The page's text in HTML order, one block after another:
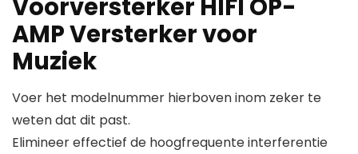
Voorversterker HIFI OP-
AMP Versterker voor
Muziek
Voer het modelnummer hierboven inom zeker te
weten dat dit past.
Elimineer effectief de hoogfrequente interferentie